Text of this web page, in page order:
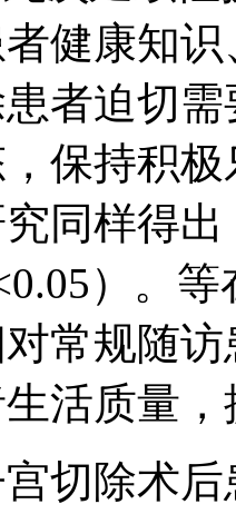
健康知
者迫切
保持积
同样得
）。
常规随
活质量
切除术